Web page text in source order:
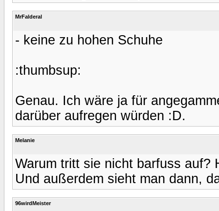
MrFalderal
- keine zu hohen Schuhe
:thumbsup:
Genau. Ich wäre ja für
darüber aufregen würden :D.
Melanie
Warum tritt sie nicht barfuss auf?
Und außerdem sieht man dann,
96wirdMeister